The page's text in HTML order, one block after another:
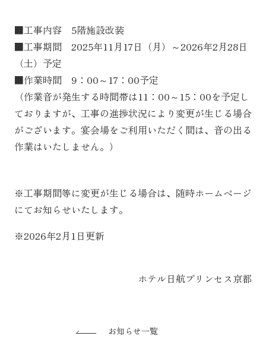
■工事内容 5階施設改装
■工事期間 2025年11月17日（月）～2026年2月28日
（土）予定
■作業時間 9：00～17：00予定
（作業音が発生する時間帯は11：00～15：00を予定し
ておりますが、工事の進捗状況により変更が生じる場合
がございます。宴会場をご利用いただく間は、音の出る
作業はいたしません。）
※工事期間等に変更が生じる場合は、随時ホームページ
にてお知らせいたします。
※2026年2月1日更新
ホテル日航プリンセス京都
お知らせ一覧